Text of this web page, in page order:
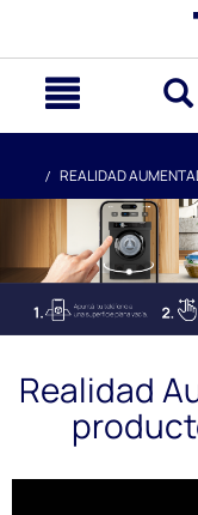
REALIDAD
Realidad